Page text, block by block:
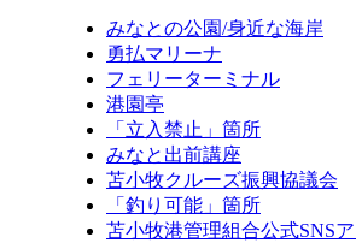
みなとの公園/身近な海岸
勇払マリーナ
フェリーターミナル
港園亭
「立入禁止」箇所
みなと出前講座
苫小牧クルーズ振興協議会
「釣り可能」箇所
苫小牧港管理組合公式SNS